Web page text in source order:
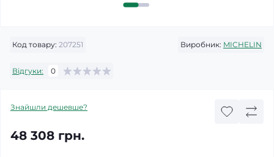
Код товару: 207251 Виробник: MICHELIN
Відгуки: 0
Знайшли дешевше?
48 308 грн.